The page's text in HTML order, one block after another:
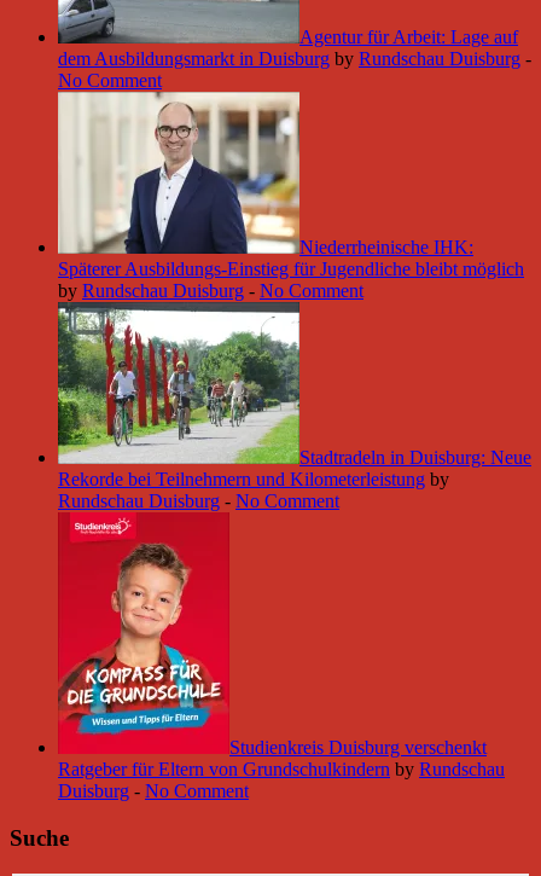
Agentur für Arbeit: Lage auf
dem Ausbildungsmarkt in Duisburg by Rundschau Duisburg -
No Comment
Niederrheinische IHK:
Späterer Ausbildungs-Einstieg für Jugendliche bleibt möglich
by Rundschau Duisburg - No Comment
Stadtradeln in Duisburg: Neue
Rekorde bei Teilnehmern und Kilometerleistung by
Rundschau Duisburg - No Comment
Studienkreis Duisburg verschenkt
Ratgeber für Eltern von Grundschulkindern by Rundschau
Duisburg - No Comment
Suche